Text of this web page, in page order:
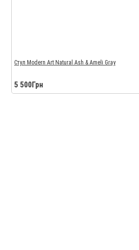
Стул Modern Art Natural Ash & Ameli Gray
5 500Грн